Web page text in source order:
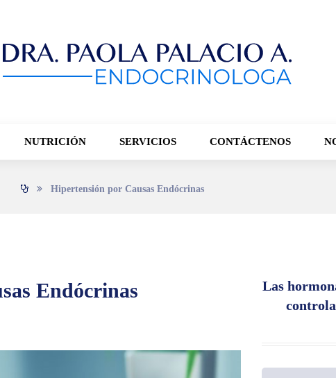
NUTRICIÓN SERVICIOS CONTÁCTENOS
Hipertensión por Causas Endócrinas
Endócrinas
Las